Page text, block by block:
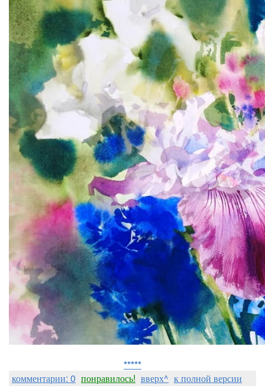
*****
комментарии: 0 понравилось! вверх^ к полной версии